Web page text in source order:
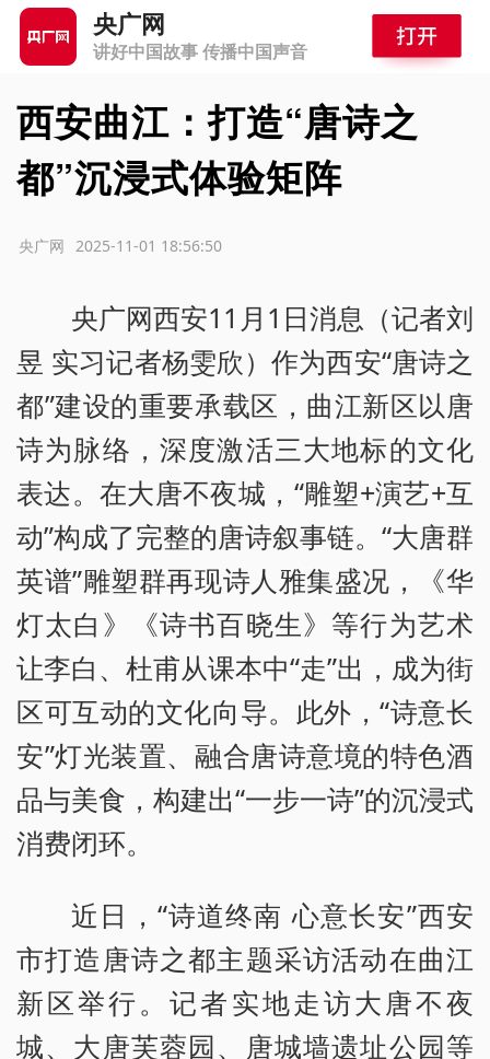
央广网
讲好中国故事 传播中国声音
西安曲江：打造“唐诗之
都”沉浸式体验矩阵
2025-11-01 18:56:50
央广网
央广网西安11月1日消息（记者刘
昱 实习记者杨雯欣）作为西安“唐诗之
都”建设的重要承载区，曲江新区以唐
诗为脉络，深度激活三大地标的文化
表达。在大唐不夜城，“雕塑+演艺+互
动”构成了完整的唐诗叙事链。“大唐群
英谱”雕塑群再现诗人雅集盛况，《华
灯太白》《诗书百晓生》等行为艺术
让李白、杜甫从课本中“走”出，成为街
区可互动的文化向导。此外，“诗意长
安”灯光装置、融合唐诗意境的特色酒
品与美食，构建出“一步一诗”的沉浸式
消费闭环。
近日，“诗道终南 心意长安”西安
市打造唐诗之都主题采访活动在曲江
新区举行。记者实地走访大唐不夜
城、大唐芙蓉园、唐城墙遗址公园等